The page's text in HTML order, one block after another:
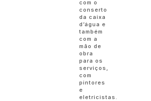
com o
conserto
da caixa
d’água e
também
com a
mão de
obra
para os
serviços,
com
pintores
e
eletricistas.